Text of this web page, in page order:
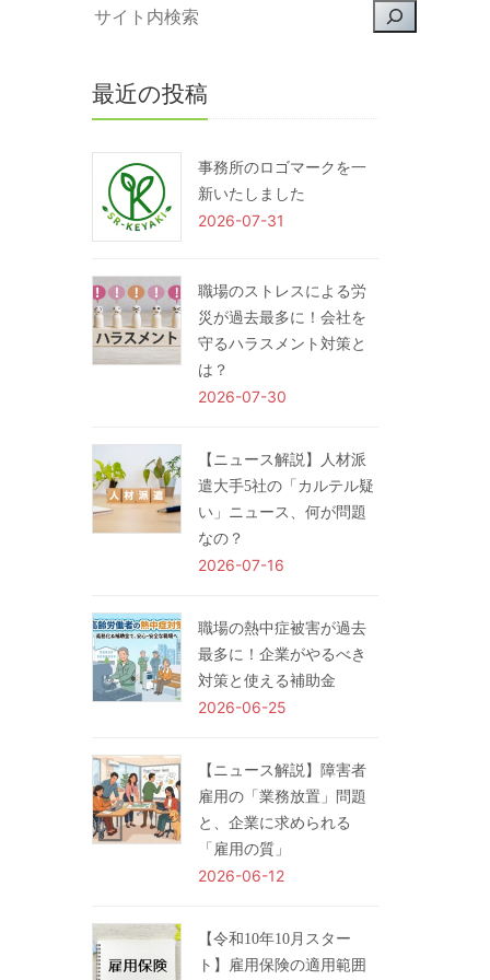
最近の投稿
事務所のロゴマークを一
新いたしました
2026-07-31
職場のストレスによる労
災が過去最多に！会社を
守るハラスメント対策と
は？
2026-07-30
【ニュース解説】人材派
遣大手5社の「カルテル疑
い」ニュース、何が問題
なの？
2026-07-16
職場の熱中症被害が過去
最多に！企業がやるべき
対策と使える補助金
2026-06-25
【ニュース解説】障害者
雇用の「業務放置」問題
と、企業に求められる
「雇用の質」
2026-06-12
【令和10年10月スター
ト】雇用保険の適用範囲